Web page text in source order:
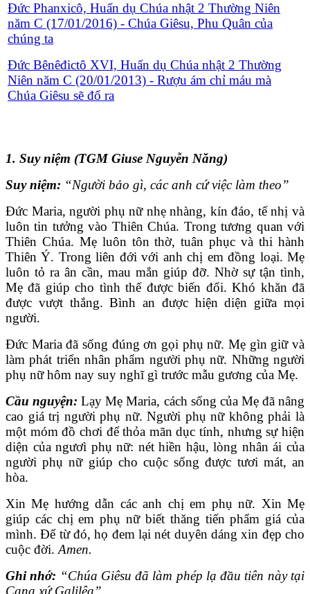
Đức Phanxicô, Huấn dụ Chúa nhật 2 Thường Niên
năm C (17/01/2016) - Chúa Giêsu, Phu Quân của
chúng ta
Đức Bênêđictô XVI, Huấn dụ Chúa nhật 2 Thường
Niên năm C (20/01/2013) - Rượu ám chỉ máu mà
Chúa Giêsu sẽ đổ ra
1. Suy niệm (TGM Giuse Nguyễn Năng)
Suy niệm: “Người bảo gì, các anh cứ việc làm theo”
Ðức Maria, người phụ nữ nhẹ nhàng, kín đáo, tế nhị và
luôn tin tưởng vào Thiên Chúa. Trong tương quan với
Thiên Chúa. Mẹ luôn tôn thờ, tuân phục và thi hành
Thiên Ý. Trong liên đới với anh chị em đồng loại. Mẹ
luôn tỏ ra ân cần, mau mắn giúp đỡ. Nhờ sự tận tình,
Mẹ đã giúp cho tình thế được biến đổi. Khó khăn đã
được vượt thắng. Bình an được hiện diện giữa mọi
người.
Ðức Maria đã sống đúng ơn gọi phụ nữ. Mẹ gìn giữ và
làm phát triển nhân phẩm người phụ nữ. Những người
phụ nữ hôm nay suy nghĩ gì trước mẫu gương của Mẹ.
Cầu nguyện: Lạy Mẹ Maria, cách sống của Mẹ đã nâng
cao giá trị người phụ nữ. Người phụ nữ không phải là
một móm đồ chơi để thỏa mãn dục tính, nhưng sự hiện
diện của ngươì phụ nữ: nét hiền hậu, lòng nhân ái của
người phụ nữ giúp cho cuộc sống được tươi mát, an
hòa.
Xin Mẹ hướng dẫn các anh chị em phụ nữ. Xin Mẹ
giúp các chị em phụ nữ biết thăng tiến phẩm giá của
mình. Ðể từ đó, họ đem lại nét duyên dáng xin đẹp cho
cuộc đời. Amen.
Ghi nhớ: “Chúa Giêsu đã làm phép lạ đầu tiên này tại
Cana xứ Galilêa”.